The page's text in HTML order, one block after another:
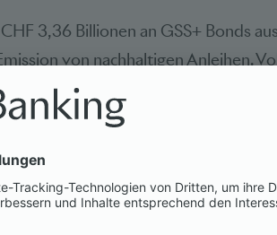
3,36 Billionen an GSS+ Bonds
von nachhaltigen Anleihen.
klare Spitzenduo auf dem
in den Niederlanden, in Norwegen
von fast 50% den
ist das emittierte Volumen aber
von GSS+ Bonds erst 2019 und